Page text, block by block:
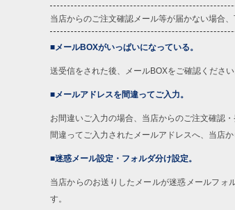
当店からのご注文確認メール等が届かない場合、
■メールBOXがいっぱいになっている。
送受信をされた後、メールBOXをご確認くださ
■メールアドレスを間違ってご入力。
お間違いご入力の場合、当店からのご注文確認・
間違ってご入力されたメールアドレスへ、当店
■迷惑メール設定・フォルダ分け設定。
当店からのお送りしたメールが迷惑メールフォ
す。